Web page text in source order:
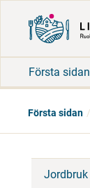
Första sidan
Första sidan
Jordbruk